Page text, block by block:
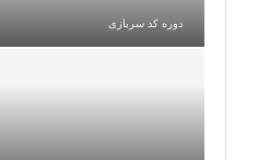
دوره کد سربازی